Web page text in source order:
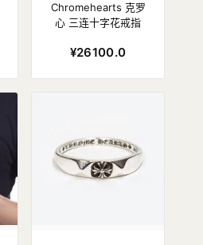
Chromehearts 克罗
心 三连十字花戒指
¥26100.0